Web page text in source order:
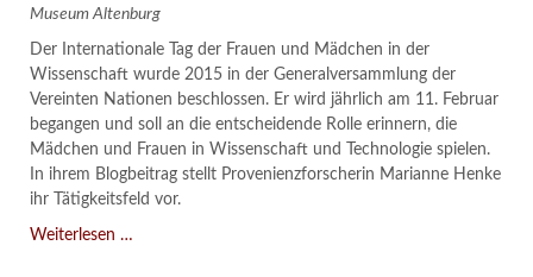
Museum Altenburg
Der Internationale Tag der Frauen und Mädchen in der
Wissenschaft wurde 2015 in der Generalversammlung der
Vereinten Nationen beschlossen. Er wird jährlich am 11. Februar
begangen und soll an die entscheidende Rolle erinnern, die
Mädchen und Frauen in Wissenschaft und Technologie spielen.
In ihrem Blogbeitrag stellt Provenienzforscherin Marianne Henke
ihr Tätigkeitsfeld vor.
Weiterlesen …